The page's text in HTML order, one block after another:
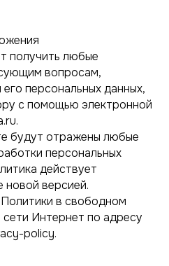
получить любые
вопросам,
персональных данных,
с помощью электронной
будут отражены любые
персональных
действует
новой версией.
Политики в свободном
Интернет по адресу
policy.